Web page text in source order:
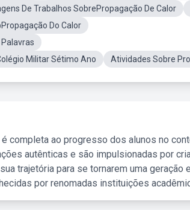
De Trabalhos SobrePropagação De Calor
Do Calor
Militar Sétimo Ano
Atividades Sobre
completa ao progresso dos alunos no
autênticas e são impulsionadas por
trajetória para se tornarem uma geração
por renomadas instituições